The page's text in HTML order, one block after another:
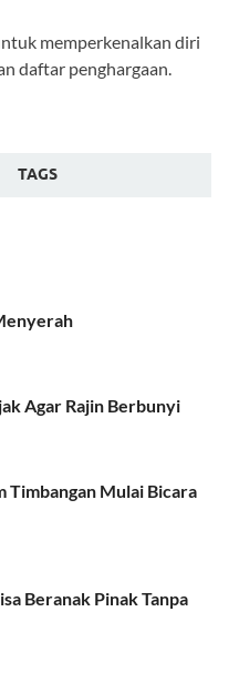
memperkenalkan diri
daftar penghargaan.
TAGS
Agar Rajin Berbunyi
Timbangan Mulai Bicara
Beranak Pinak Tanpa